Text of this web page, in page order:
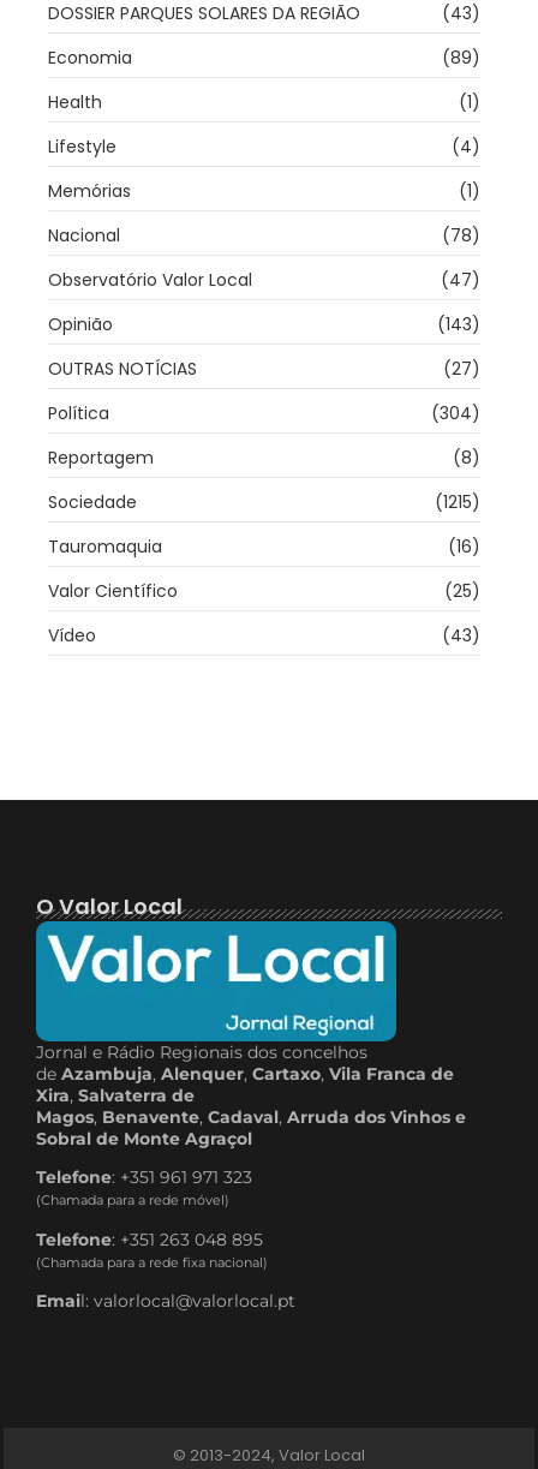
DOSSIER PARQUES SOLARES DA REGIÃO
(43)
Economia
(89)
Health
(1)
Lifestyle
(4)
Memórias
(1)
Nacional
(78)
Observatório Valor Local
(47)
Opinião
(143)
OUTRAS NOTÍCIAS
(27)
Política
(304)
Reportagem
(8)
Sociedade
(1215)
Tauromaquia
(16)
Valor Científico
(25)
Vídeo
(43)
O Valor Local
Jornal e Rádio Regionais dos concelhos
de Azambuja, Alenquer, Cartaxo, Vila Franca de
Xira, Salvaterra de
Magos, Benavente, Cadaval, Arruda dos Vinhos e
Sobral de Monte Agraçol
Telefone: +351 961 971 323
(Chamada para a rede móvel)
Telefone: +351 263 048 895
(Chamada para a rede fixa nacional)
Email: valorlocal@valorlocal.pt
© 2013-2024, Valor Local